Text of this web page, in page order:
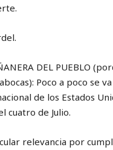
DEL PUEBLO
Poco a poco se va
de los Estados
cuatro de Julio.
relevancia por